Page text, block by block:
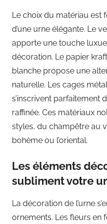
Le choix du matériau est
d’une urne élégante. Le
apporte une touche
décoration. Le papier
blanche propose une
naturelle. Les cages
s’inscrivent parfaitement
raffinée. Ces matériaux
styles, du champêtre au
bohème ou l’oriental.
Les éléments
subliment votre
La décoration de l’urne
ornements. Les fleurs